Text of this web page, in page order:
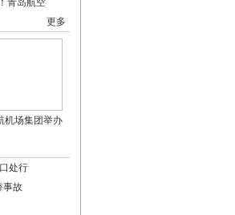
青岛航空
更多
机场集团举办
处行
事故